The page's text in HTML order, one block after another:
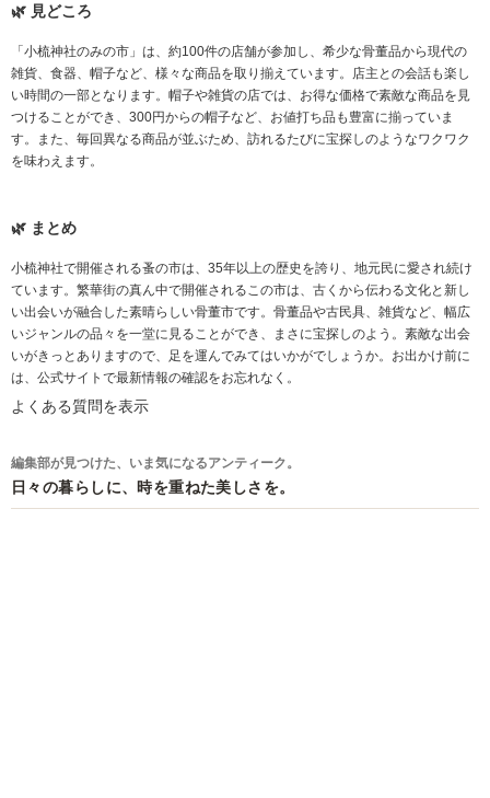
#cruisevacation #cruiselife #cruiseship #shimizujapan
見どころ
「小梳神社のみの市」は、約100件の店舗が参加し、希少な骨董品から現代の
雑貨、食器、帽子など、様々な商品を取り揃えています。店主との会話も楽し
い時間の一部となります。帽子や雑貨の店では、お得な価格で素敵な商品を見
つけることができ、300円からの帽子など、お値打ち品も豊富に揃っていま
す。また、毎回異なる商品が並ぶため、訪れるたびに宝探しのようなワクワク
を味わえます。
まとめ
小梳神社で開催される蚤の市は、35年以上の歴史を誇り、地元民に愛され続け
ています。繁華街の真ん中で開催されるこの市は、古くから伝わる文化と新し
い出会いが融合した素晴らしい骨董市です。骨董品や古民具、雑貨など、幅広
いジャンルの品々を一堂に見ることができ、まさに宝探しのよう。素敵な出会
いがきっとありますので、足を運んでみてはいかがでしょうか。お出かけ前に
は、公式サイトで最新情報の確認をお忘れなく。
よくある質問を表示
編集部が見つけた、いま気になるアンティーク。
日々の暮らしに、時を重ねた美しさを。